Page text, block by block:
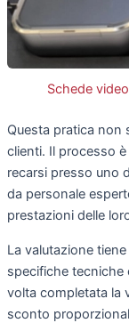
Schede
Questa pratica non
clienti. Il processo
recarsi presso uno
da personale
prestazioni delle
La valutazione
specifiche tecniche
volta completata la
sconto